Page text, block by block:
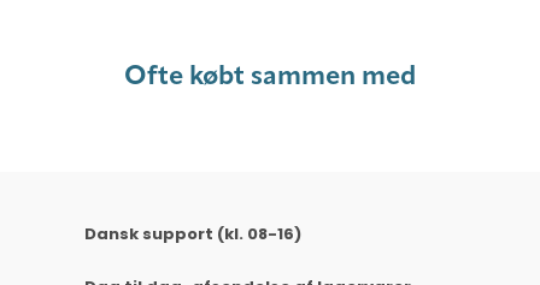
Ofte købt sammen med
Dansk support (kl. 08-16)